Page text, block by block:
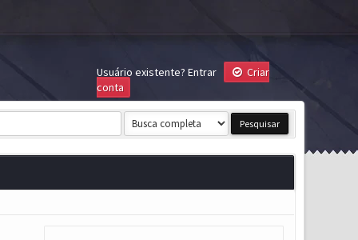
Usuário existente? Entrar
Criar
conta